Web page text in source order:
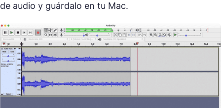
de audio y guárdalo en tu Mac.